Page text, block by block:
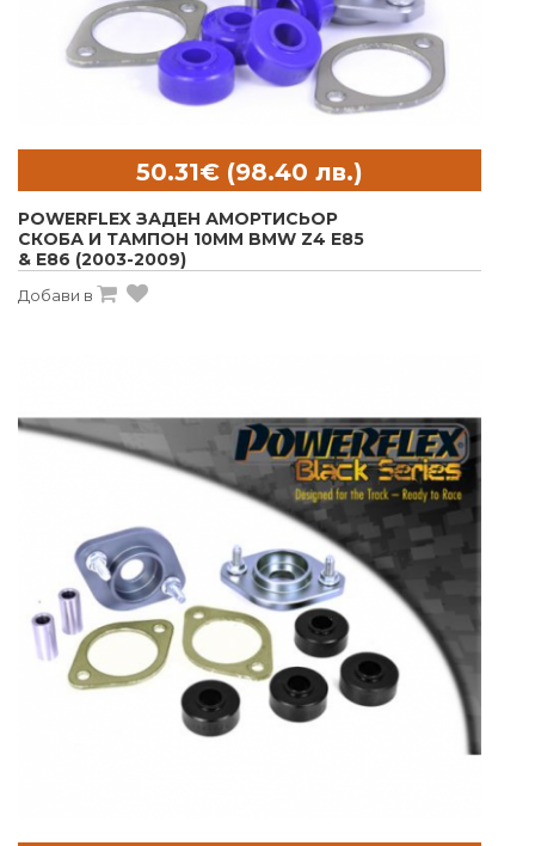
POWERFLEX ЗАДЕН АМОРТИСЬОР
СКОБА И ТАМПОН 10MM BMW Z4 E85
& E86 (2003-2009)
Добави в